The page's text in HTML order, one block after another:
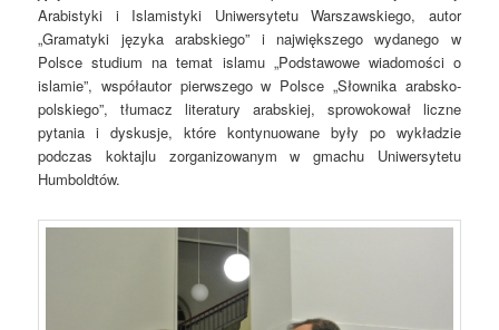
Arabistyki i Islamistyki Uniwersytetu Warszawskiego, autor
„Gramatyki języka arabskiego” i największego wydanego w
Polsce studium na temat islamu „Podstawowe wiadomości o
islamie”, współautor pierwszego w Polsce „Słownika arabsko-
polskiego”, tłumacz literatury arabskiej, sprowokował liczne
pytania i dyskusje, które kontynuowane były po wykładzie
podczas koktajlu zorganizowanym w gmachu Uniwersytetu
Humboldtów.